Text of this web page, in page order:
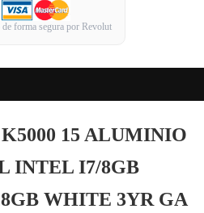
de forma segura por Revolut
15 ALUMINIO
INTEL I7/8GB
WHITE 3YR GA